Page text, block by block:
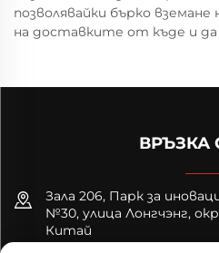
позволявайки бърко
на доставките от къде и да
ВРЪЗКА
Зала 206, Парк за
№30, улица Лонгчэнг,
Китай